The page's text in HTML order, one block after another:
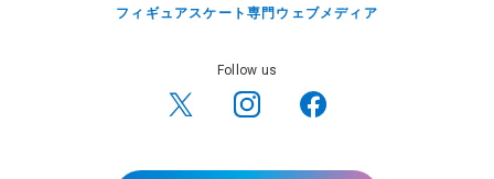
フィギュアスケート専門ウェブメディア
Follow us